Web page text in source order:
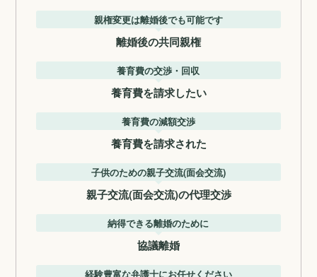
親権変更は離婚後でも可能です
離婚後の共同親権
養育費の交渉・回収
養育費を請求したい
養育費の減額交渉
養育費を請求された
子供のための親子交流(面会交流)
親子交流(面会交流)の代理交渉
納得できる離婚のために
協議離婚
経験豊富な弁護士にお任せください